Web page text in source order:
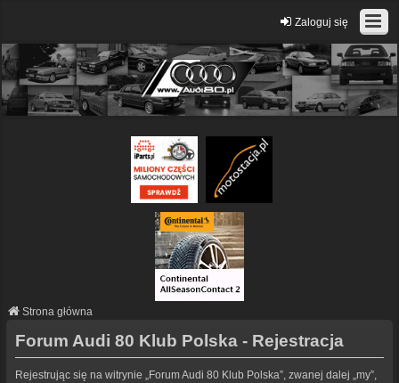
Zaloguj się
Strona główna
Forum Audi 80 Klub Polska - Rejestracja
Rejestrując się na witrynie „Forum Audi 80 Klub Polska”, zwanej dalej „my”,